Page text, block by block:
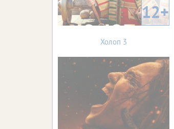
12+
Холоп 3